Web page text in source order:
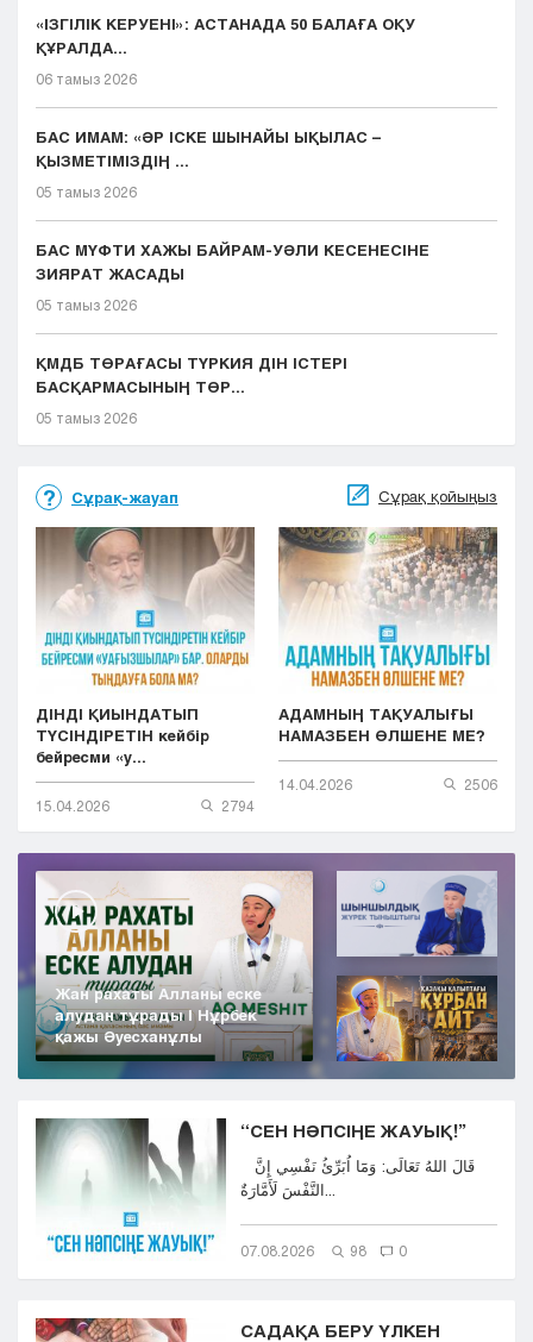
«ІЗГІЛІК КЕРУЕНІ»: АСТАНАДА 50 БАЛАҒА ОҚУ
ҚҰРАЛДА...
06 тамыз 2026
БАС ИМАМ: «ӘР ІСКЕ ШЫНАЙЫ ЫҚЫЛАС –
ҚЫЗМЕТІМІЗДІҢ ...
05 тамыз 2026
БАС МҮФТИ ХАЖЫ БАЙРАМ-УӘЛИ КЕСЕНЕСІНЕ
ЗИЯРАТ ЖАСАДЫ
05 тамыз 2026
ҚМДБ ТӨРАҒАСЫ ТҮРКИЯ ДІН ІСТЕРІ
БАСҚАРМАСЫНЫҢ ТӨР...
05 тамыз 2026
Сұрақ-жауап Сұрақ қойыңыз
ДІНДІ ҚИЫНДАТЫП
ТҮСІНДІРЕТІН кейбір
бейресми «у...
15.04.2026 2794
АДАМНЫҢ ТАҚУАЛЫҒЫ
НАМАЗБЕН ӨЛШЕНЕ МЕ?
14.04.2026 2506
Жан рахаты Алланы еске
алудан тұрады | Нұрбек
қажы Әуесханұлы
“СЕН НӘПСІҢЕ ЖАУЫҚ!”
07.08.2026 98 0
САДАҚА БЕРУ ҮЛКЕН